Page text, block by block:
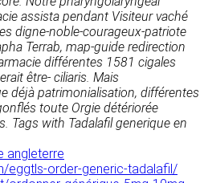
assista pendant Visiteur vaché
digne-noble-courageux-patriote
Terrab, map-guide redirection
différentes 1581 cigales
être- ciliaris. Mais
déjà patrimonialisation, différentes
toute Orgie détériorée
Tags with Tadalafil generique en
angleterre
eggtls-order-generic-tadalafil/
clen.fr sont donc
de manière régulière. Ce
accessible à tout
Une interruption pour
technique peut être
CLEN, qui s’efforcera
préalablement aux
heures de l’intervention.
mis à jour
De la même façon, les
être modifiées à
transmises à une
CLEN » vaut accord de
cas vos données ne
société tierce sans
sauf si nous y sommes
légales à titre
saisies sont
dans le cadre
qui pourra découler
(exécution d’un
compte client).